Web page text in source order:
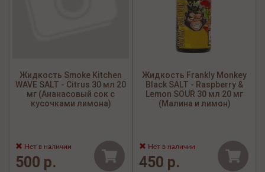
Жидкость Smoke Kitchen
WAVE SALT - Citrus 30 мл 20
мг (Ананасовый сок с
кусочками лимона)
Нет в наличии
500 р.
Жидкость Frankly Monkey
Black SALT - Raspberry &
Lemon SOUR 30 мл 20 мг
(Малина и лимон)
Нет в наличии
450 р.